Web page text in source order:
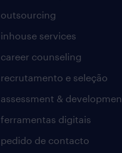
outsourcing
inhouse services
career counseling
recrutamento e seleção
assessment &
ferramentas digitais
pedido de contacto